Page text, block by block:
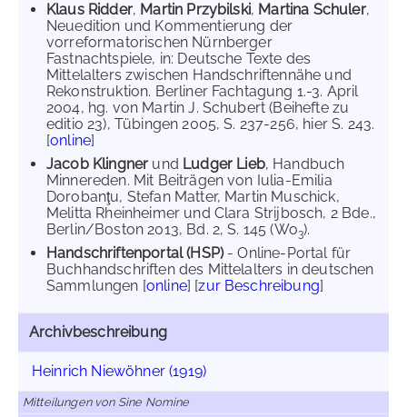
Klaus Ridder, Martin Przybilski, Martina Schuler,
Neuedition und Kommentierung der
vorreformatorischen Nürnberger
Fastnachtspiele, in: Deutsche Texte des
Mittelalters zwischen Handschriftennähe und
Rekonstruktion. Berliner Fachtagung 1.-3. April
2004, hg. von Martin J. Schubert (Beihefte zu
editio 23), Tübingen 2005, S. 237-256, hier S. 243.
[online]
Jacob Klingner und Ludger Lieb, Handbuch
Minnereden. Mit Beiträgen von Iulia-Emilia
Dorobanţu, Stefan Matter, Martin Muschick,
Melitta Rheinheimer und Clara Strijbosch, 2 Bde.,
Berlin/Boston 2013, Bd. 2, S. 145 (Wo3).
Handschriftenportal (HSP)- Online-Portal für
Buchhandschriften des Mittelalters in deutschen
Sammlungen [online] [zur Beschreibung]
Archivbeschreibung
Heinrich Niewöhner (1919)
Mitteilungen von Sine Nomine